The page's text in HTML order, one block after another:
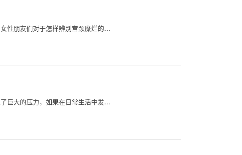
性朋友们对于怎样辨别宫颈糜烂的…
巨大的压力，如果在日常生活中发…